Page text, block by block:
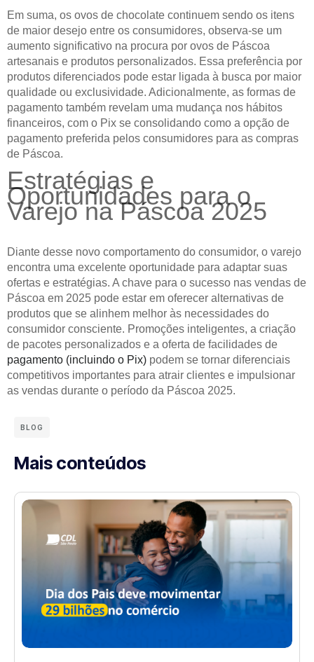
Em suma, os ovos de chocolate continuem sendo os itens
de maior desejo entre os consumidores, observa-se um
aumento significativo na procura por ovos de Páscoa
artesanais e produtos personalizados. Essa preferência por
produtos diferenciados pode estar ligada à busca por maior
qualidade ou exclusividade. Adicionalmente, as formas de
pagamento também revelam uma mudança nos hábitos
financeiros, com o Pix se consolidando como a opção de
pagamento preferida pelos consumidores para as compras
de Páscoa.
Estratégias e
Oportunidades para o
Varejo na Páscoa 2025
Diante desse novo comportamento do consumidor, o varejo
encontra uma excelente oportunidade para adaptar suas
ofertas e estratégias. A chave para o sucesso nas vendas de
Páscoa em 2025 pode estar em oferecer alternativas de
produtos que se alinhem melhor às necessidades do
consumidor consciente. Promoções inteligentes, a criação
de pacotes personalizados e a oferta de facilidades de
pagamento (incluindo o Pix) podem se tornar diferenciais
competitivos importantes para atrair clientes e impulsionar
as vendas durante o período da Páscoa 2025.
BLOG
Mais conteúdos